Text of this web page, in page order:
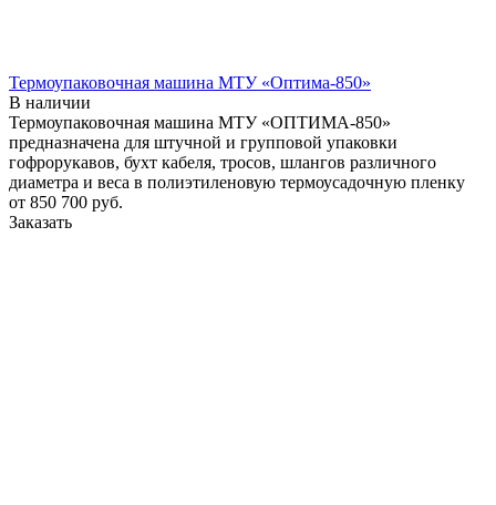
Термоупаковочная машина МТУ «Оптима-850»
В наличии
Термоупаковочная машина МТУ «ОПТИМА-850»
предназначена для штучной и групповой упаковки
гофрорукавов, бухт кабеля, тросов, шлангов различного
диаметра и веса в полиэтиленовую термоусадочную пленку
от 850 700 руб.
Заказать